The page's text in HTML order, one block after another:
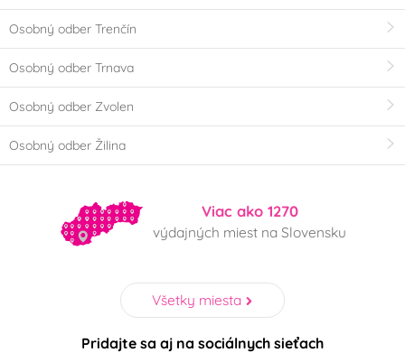
Osobný odber Trenčín
Osobný odber Trnava
Osobný odber Zvolen
Osobný odber Žilina
Viac ako 1270
výdajných miest na Slovensku
Všetky miesta
Pridajte sa aj na sociálnych sieťach